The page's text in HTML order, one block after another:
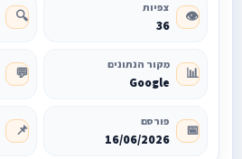
👁️ צפיות
36
🔍
📊 מקור הנתונים
Google
💬
📅 פורסם
16/06/2026
📌